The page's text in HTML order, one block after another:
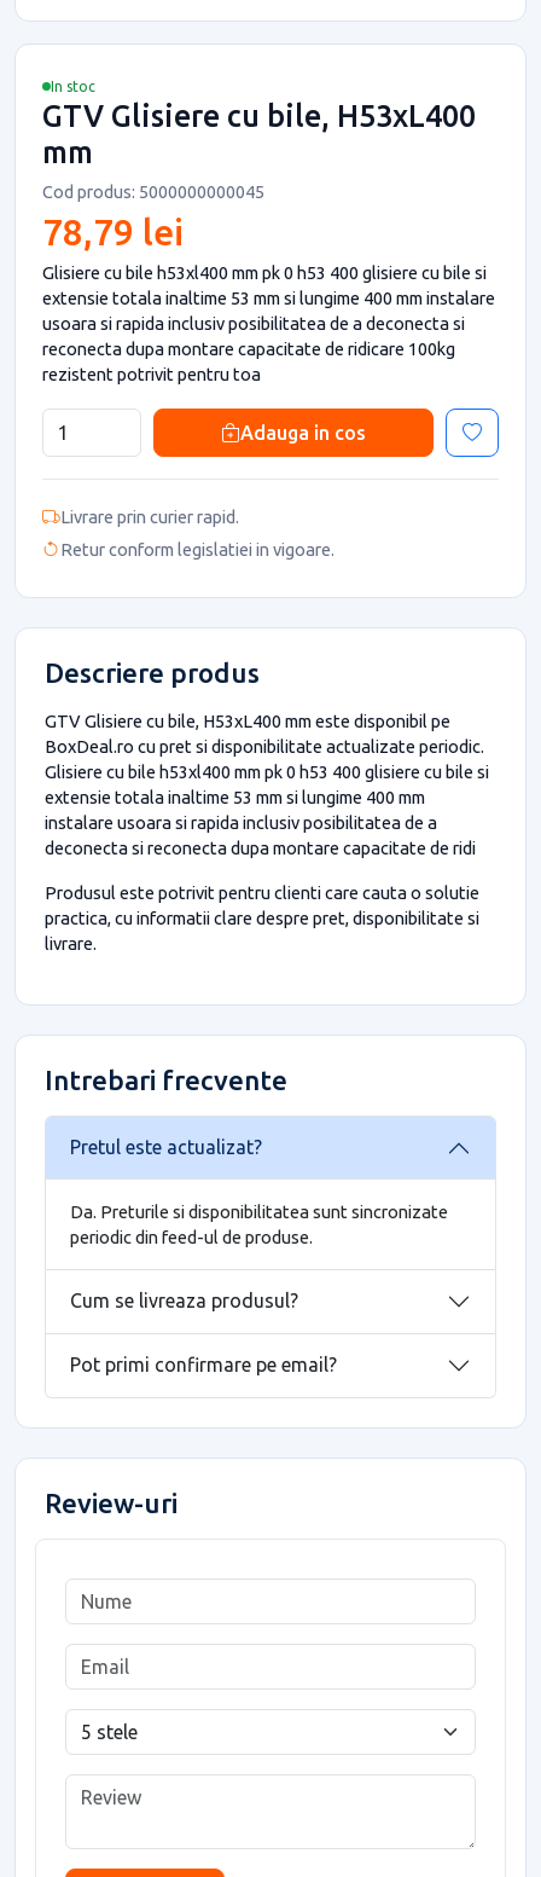
In stoc
GTV Glisiere cu bile, H53xL400
mm
Cod produs: 5000000000045
78,79 lei
Glisiere cu bile h53xl400 mm pk 0 h53 400 glisiere cu bile si
extensie totala inaltime 53 mm si lungime 400 mm instalare
usoara si rapida inclusiv posibilitatea de a deconecta si
reconecta dupa montare capacitate de ridicare 100kg
rezistent potrivit pentru toa
Adauga in cos
Livrare prin curier rapid.
Retur conform legislatiei in vigoare.
Descriere produs
GTV Glisiere cu bile, H53xL400 mm este disponibil pe
BoxDeal.ro cu pret si disponibilitate actualizate periodic.
Glisiere cu bile h53xl400 mm pk 0 h53 400 glisiere cu bile si
extensie totala inaltime 53 mm si lungime 400 mm
instalare usoara si rapida inclusiv posibilitatea de a
deconecta si reconecta dupa montare capacitate de ridi
Produsul este potrivit pentru clienti care cauta o solutie
practica, cu informatii clare despre pret, disponibilitate si
livrare.
Intrebari frecvente
Pretul este actualizat?
Da. Preturile si disponibilitatea sunt sincronizate
periodic din feed-ul de produse.
Cum se livreaza produsul?
Pot primi confirmare pe email?
Review-uri